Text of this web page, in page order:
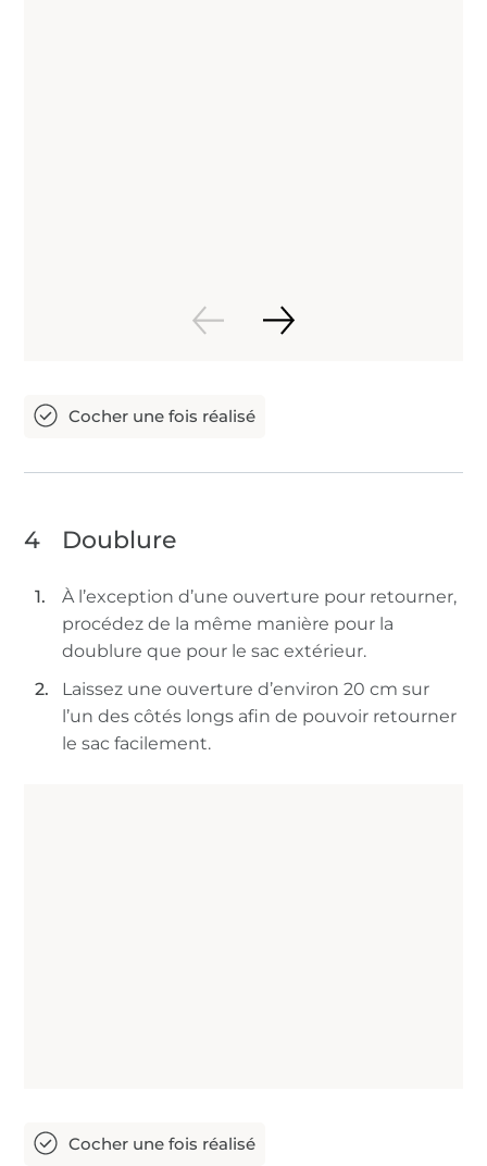
4 Doublure
À l’exception d’une ouverture pour retourner,
procédez de la même manière pour la
doublure que pour le sac extérieur.
Laissez une ouverture d’environ 20 cm sur
l’un des côtés longs afin de pouvoir retourner
le sac facilement.